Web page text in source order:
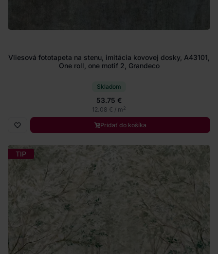
Vliesová fototapeta na stenu, imitácia kovovej dosky, A43101,
One roll, one motif 2, Grandeco
Skladom
53.75 €
12.08 € / m2
Pridať do košíka
TIP